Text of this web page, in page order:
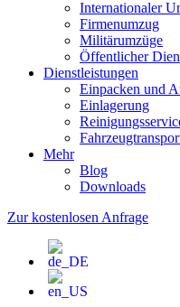
Internationaler
Firmenumzug
Militärumzüge
Öffentlicher
Dienstleistungen
Einpacken und
Einlagerung
Mehr
Blog
Downloads
Zur kostenlosen Anfrage